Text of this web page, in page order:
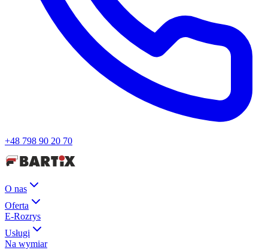
+48 798 90 20 70
O nas
Oferta
E-Rozrys
Usługi
Na wymiar